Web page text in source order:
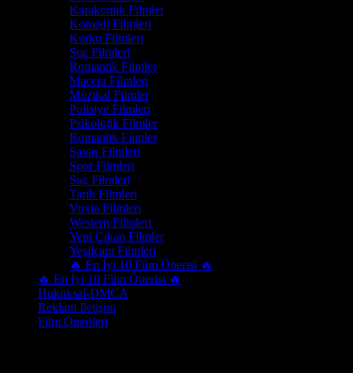
Karakomik Filmler
Komedi Filmleri
Korku Filmleri
Suç Filmleri
Romantik Filmler
Macera Filmleri
Müzikal Filmler
Polisiye Filmleri
Psikolojik Filmler
Romantik Filmler
Savaş Filmleri
Spor Filmleri
Suç Filmleri
Tarih Filmleri
Vuxia Filmleri
Western Filmleri
Yeni Çıkan Filmler
Yeşilçam Filmleri
🔥 En İyi 10 Film Önerisi 🔥
🔥 En İyi 10 Film Önerisi 🔥
Hukuksal-DMCA
Reklam İletişim
Film Önerileri